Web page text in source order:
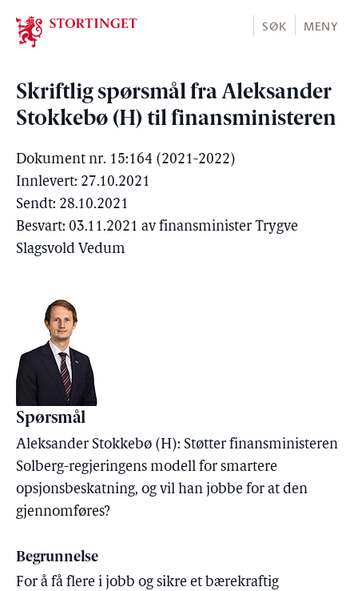
Stortinget.no
SØK MENY
Skriftlig spørsmål fra Aleksander
Stokkebø (H) til finansministeren
Dokument nr. 15:164 (2021-2022)
Innlevert: 27.10.2021
Sendt: 28.10.2021
Besvart: 03.11.2021 av finansminister Trygve
Slagsvold Vedum
Spørsmål
Aleksander Stokkebø (H): Støtter finansministeren
Solberg-regjeringens modell for smartere
opsjonsbeskatning, og vil han jobbe for at den
gjennomføres?
Begrunnelse
For å få flere i jobb og sikre et bærekraftig